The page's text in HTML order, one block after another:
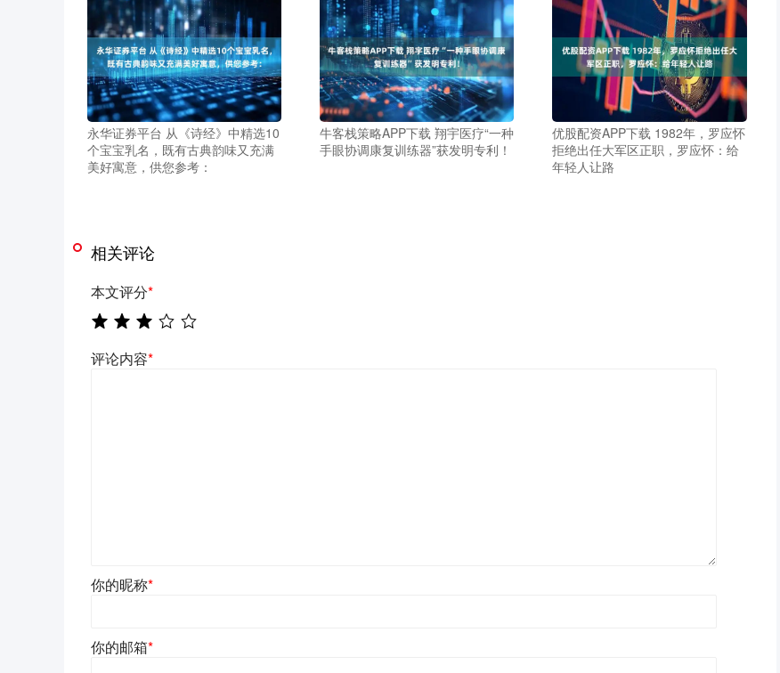
永华证券平台 从《诗经》中精选10
个宝宝乳名，既有古典韵味又充满
美好寓意，供您参考：
牛客栈策略APP下载 翔宇医疗“一种
手眼协调康复训练器”获发明专利！
优股配资APP下载 1982年，罗应怀
拒绝出任大军区正职，罗应怀：给
年轻人让路
相关评论
本文评分*
评论内容*
你的昵称*
你的邮箱*